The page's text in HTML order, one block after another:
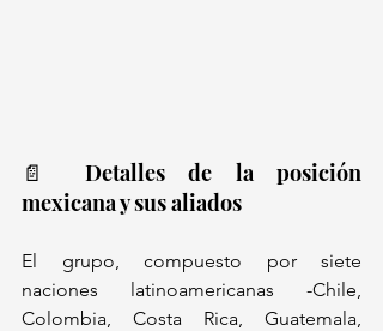
📄 Detalles de la posición
mexicana y sus aliados
El grupo, compuesto por siete
naciones latinoamericanas -Chile,
Colombia, Costa Rica, Guatemala,